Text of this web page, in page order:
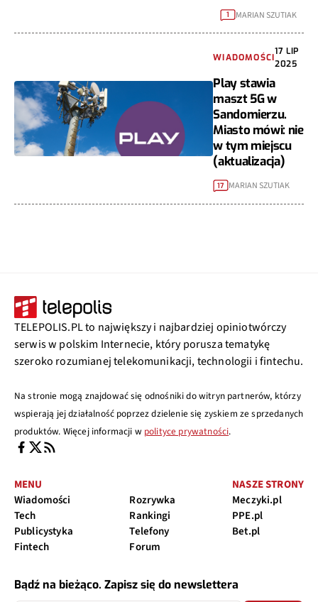
1 MARIAN SZUTIAK
WIADOMOŚCI
17 LIP
2025
Play stawia
maszt 5G w
Sandomierzu.
Miasto mówi: nie
w tym miejscu
(aktualizacja)
17 MARIAN SZUTIAK
TELEPOLIS.PL to największy i najbardziej opiniotwórczy
serwis w polskim Internecie, który porusza tematykę
szeroko rozumianej telekomunikacji, technologii i fintechu.
Na stronie mogą znajdować się odnośniki do witryn partnerów, którzy
wspierają jej działalność poprzez dzielenie się zyskiem ze sprzedanych
produktów. Więcej informacji w polityce prywatności.
MENU
Wiadomości
Tech
Publicystyka
Fintech
Rozrywka
Rankingi
Telefony
Forum
NASZE STRONY
Meczyki.pl
PPE.pl
Bet.pl
Bądź na bieżąco. Zapisz się do newslettera